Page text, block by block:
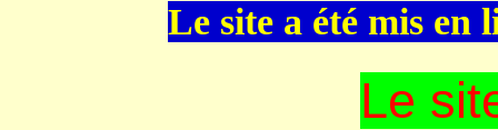
Le site a été mis en
Le